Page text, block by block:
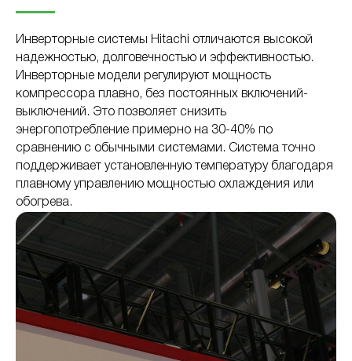
Инверторные системы Hitachi отличаются высокой
надежностью, долговечностью и эффективностью.
Инверторные модели регулируют мощность
компрессора плавно, без постоянных включений-
выключений. Это позволяет снизить
энергопотребление примерно на 30-40% по
сравнению с обычными системами. Система точно
поддерживает установленную температуру благодаря
плавному управлению мощностью охлаждения или
обогрева.